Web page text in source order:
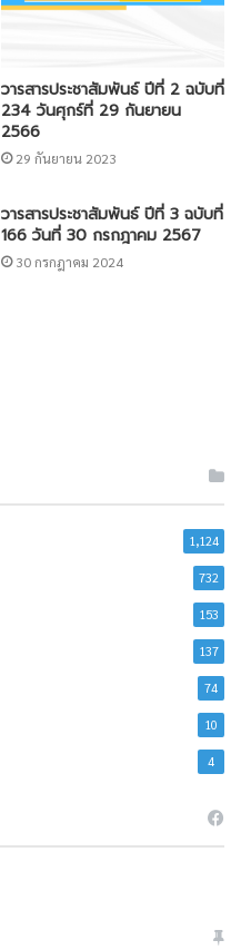
วารสารประชาสัมพันธ์ ปีที่ 2 ฉบับที่
234 วันศุกร์ที่ 29 กันยายน
2566
29 กันยายน 2023
วารสารประชาสัมพันธ์ ปีที่ 3 ฉบับที่
166 วันที่ 30 กรกฎาคม 2567
30 กรกฎาคม 2024
1,124
732
153
137
74
10
4